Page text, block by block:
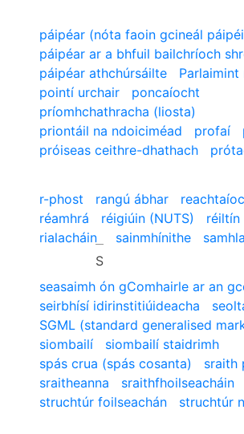
páipéar (nóta faoin gcineál
páipéar ar a bhfuil bailchríoch
páipéar athchúrsáilte
Parlaimint
pointí urchair
poncaíocht
príomhchathracha (liosta)
priontáil na ndoiciméad
profaí
próiseas ceithre-dhathach
r-phost
rangú ábhar
réamhrá
réigiúin (NUTS)
réiltín
rialacháin
S
sainmhínithe
seasaimh ón gComhairle ar an
seirbhísí idirinstitiúideacha
SGML (standard generalised
siombailí
siombailí staidrimh
spás crua (spás cosanta)
sraith
sraitheanna
sraithfhoilseacháin
struchtúr foilseachán
struchtúr